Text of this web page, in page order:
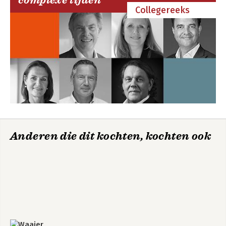
Collegereeks
Anderen die dit kochten, kochten ook